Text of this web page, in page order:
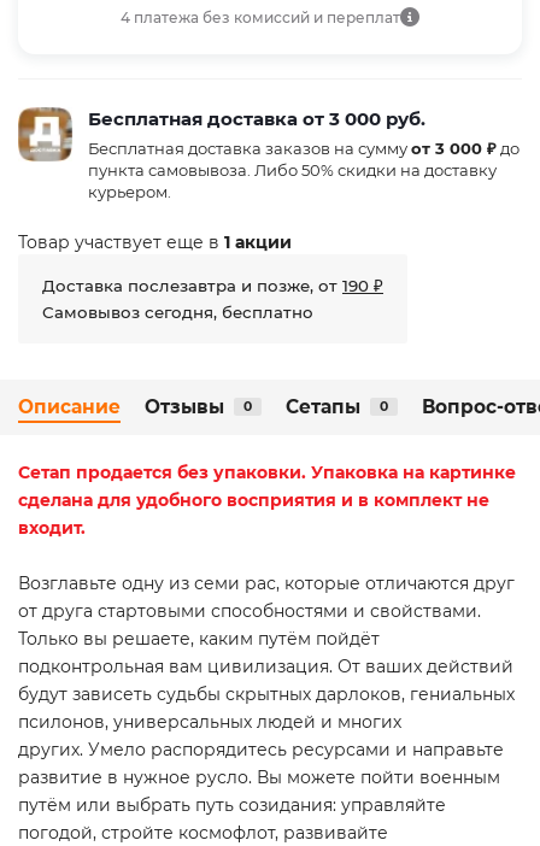
4 платежа без комиссий и переплат
Бесплатная доставка от 3 000 руб.
Бесплатная доставка заказов на суммуот 3 000 ₽ до
пункта самовывоза. Либо 50% скидки на доставку
курьером.
Товар участвует еще в 1 акции
Доставка послезавтра и позже, от 190 ₽
Самовывоз сегодня, бесплатно
Описание Отзывы 0 Сетапы 0 Вопрос-
Сетап продается без упаковки. Упаковка на картинке
сделана для удобного восприятия и в комплект не
входит.
Возглавьте одну из семи рас, которые отличаются друг
от друга стартовыми способностями и свойствами.
Только вы решаете, каким путём пойдёт
подконтрольная вам цивилизация. От ваших действий
будут зависеть судьбы скрытных дарлоков, гениальных
псилонов, универсальных людей и многих
других. Умело распорядитесь ресурсами и направьте
развитие в нужное русло. Вы можете пойти военным
путём или выбрать путь созидания: управляйте
погодой, стройте космофлот, развивайте